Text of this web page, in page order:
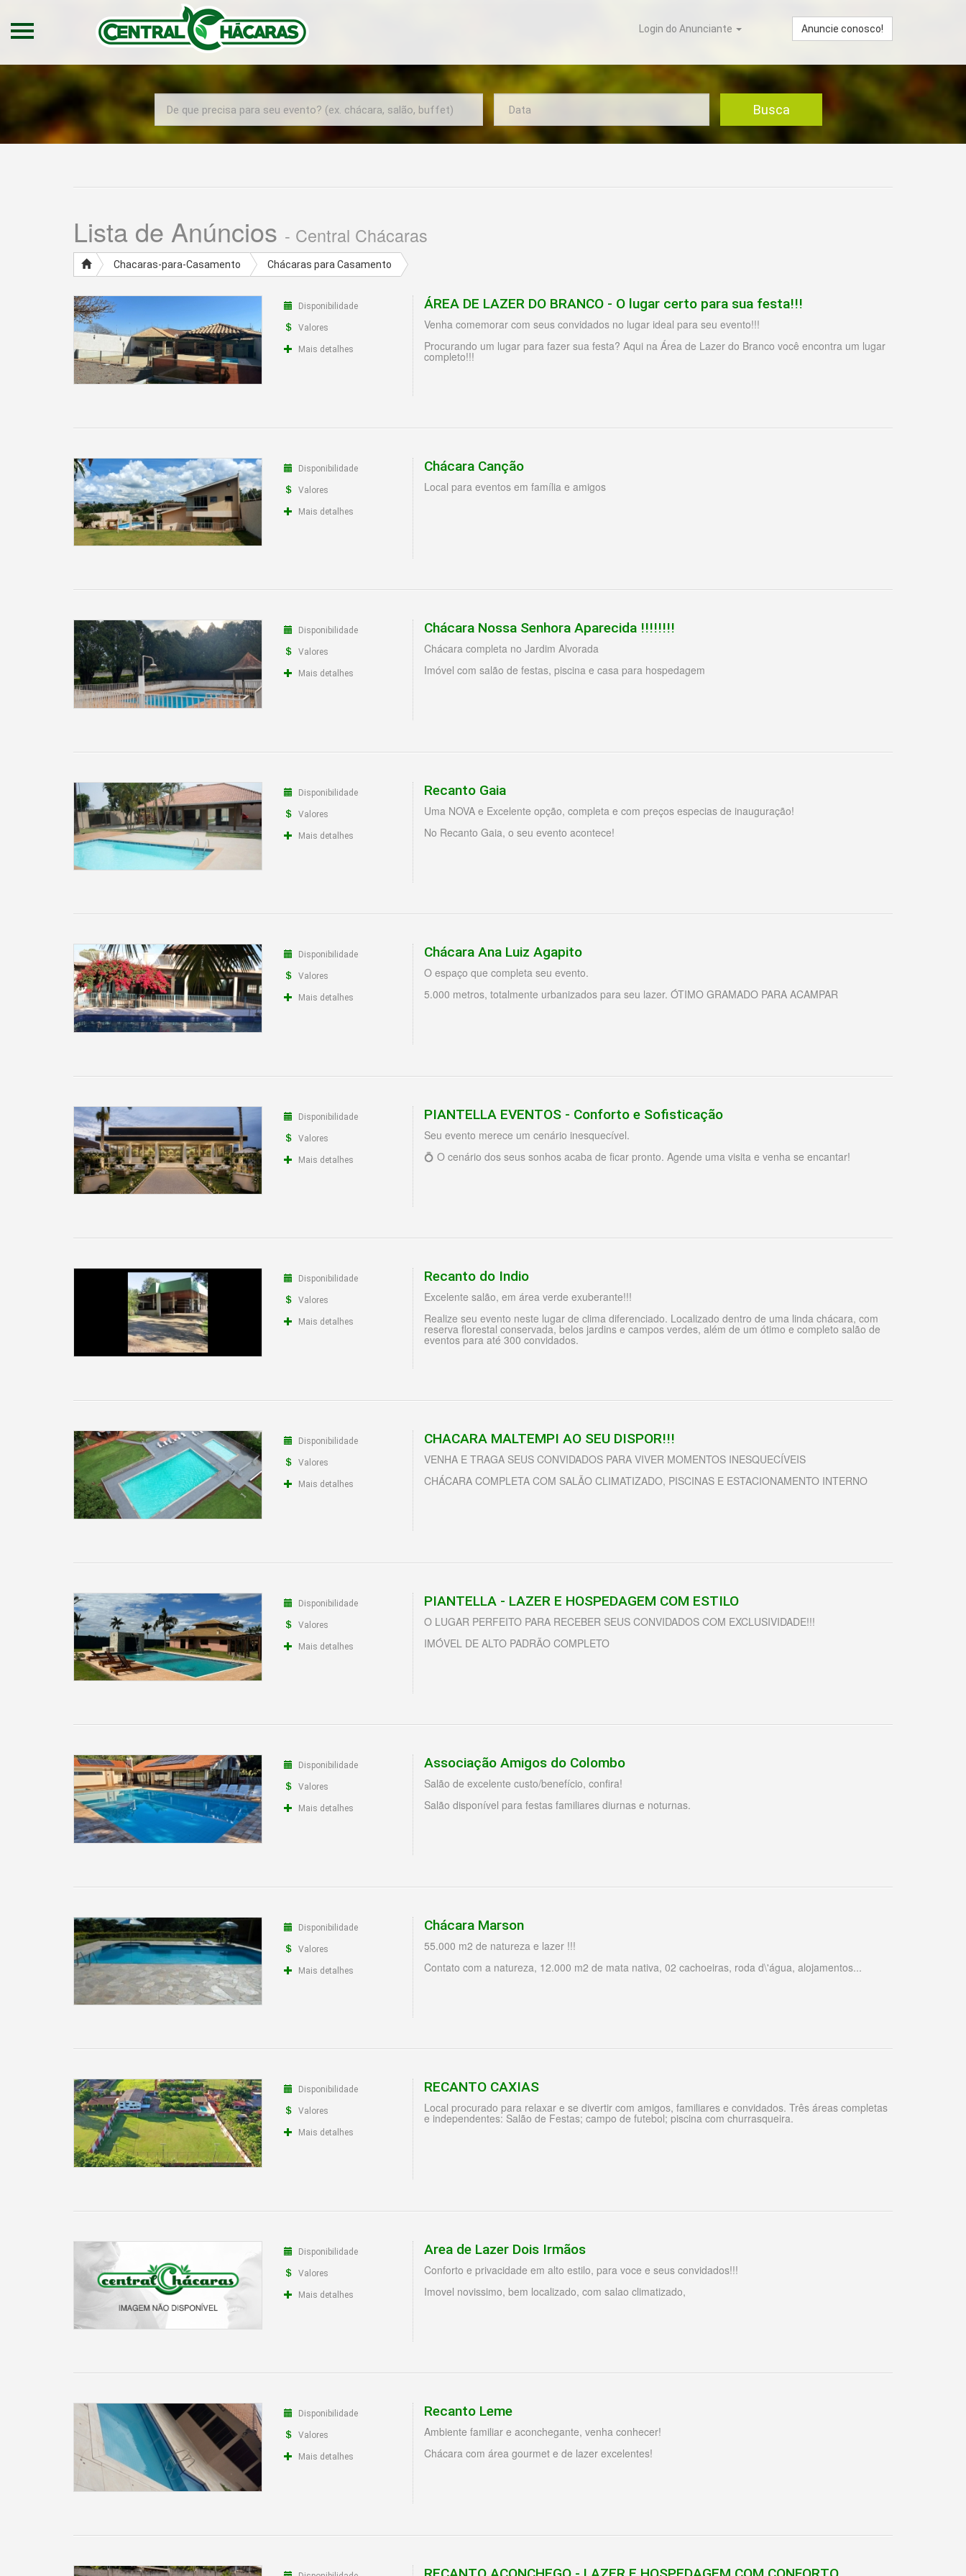
Categorias
Imóveis
Áreas de Lazer
Chácaras para Hospedagem
Chácaras para Lazer
Salões para Casamentos e
Produtos/Serviços
Chopp e cerveja
Locação de Artigos para Festas
Locação de brinquedos infantis
Login do Anunciante Anuncie conosco!
que
precisa
para
Busca
Lista de Anúncios - Central Chácaras
Chacaras-para-Casamento Chácaras para Casamento
Disponibilidade
Valores
Mais detalhes
ÁREA DE LAZER DO BRANCO - O lugar certo para sua festa!!!
Venha comemorar com seus convidados no lugar ideal para seu evento!!!
Procurando um lugar para fazer sua festa? Aqui na Área de Lazer do Branco você encontra um lugar
completo!!!
Disponibilidade
Valores
Mais detalhes
Chácara Canção
Local para eventos em família e amigos
Disponibilidade
Valores
Mais detalhes
Chácara Nossa Senhora Aparecida !!!!!!!!
Chácara completa no Jardim Alvorada
Imóvel com salão de festas, piscina e casa para hospedagem
Disponibilidade
Valores
Mais detalhes
Recanto Gaia
Uma NOVA e Excelente opção, completa e com preços especias de inauguração!
No Recanto Gaia, o seu evento acontece!
Disponibilidade
Valores
Mais detalhes
Chácara Ana Luiz Agapito
O espaço que completa seu evento.
5.000 metros, totalmente urbanizados para seu lazer. ÓTIMO GRAMADO PARA ACAMPAR
Disponibilidade
Valores
Mais detalhes
PIANTELLA EVENTOS - Conforto e Sofisticação
Seu evento merece um cenário inesquecível.
💍 O cenário dos seus sonhos acaba de ficar pronto. Agende uma visita e venha se encantar!
Disponibilidade
Valores
Mais detalhes
Recanto do Indio
Excelente salão, em área verde exuberante!!!
Realize seu evento neste lugar de clima diferenciado. Localizado dentro de uma linda chácara, com
reserva florestal conservada, belos jardins e campos verdes, além de um ótimo e completo salão de
eventos para até 300 convidados.
Disponibilidade
Valores
Mais detalhes
CHACARA MALTEMPI AO SEU DISPOR!!!
VENHA E TRAGA SEUS CONVIDADOS PARA VIVER MOMENTOS INESQUECÍVEIS
CHÁCARA COMPLETA COM SALÃO CLIMATIZADO, PISCINAS E ESTACIONAMENTO INTERNO
Disponibilidade
Valores
Mais detalhes
PIANTELLA - LAZER E HOSPEDAGEM COM ESTILO
O LUGAR PERFEITO PARA RECEBER SEUS CONVIDADOS COM EXCLUSIVIDADE!!!
IMÓVEL DE ALTO PADRÃO COMPLETO
Disponibilidade
Valores
Mais detalhes
Associação Amigos do Colombo
Salão de excelente custo/benefício, confira!
Salão disponível para festas familiares diurnas e noturnas.
Disponibilidade
Valores
Mais detalhes
Chácara Marson
55.000 m2 de natureza e lazer !!!
Contato com a natureza, 12.000 m2 de mata nativa, 02 cachoeiras, roda d\'água, alojamentos...
Disponibilidade
Valores
Mais detalhes
RECANTO CAXIAS
Local procurado para relaxar e se divertir com amigos, familiares e convidados. Três áreas completas
e independentes: Salão de Festas; campo de futebol; piscina com churrasqueira.
Disponibilidade
Valores
Mais detalhes
Area de Lazer Dois Irmãos
Conforto e privacidade em alto estilo, para voce e seus convidados!!!
Imovel novissimo, bem localizado, com salao climatizado,
Disponibilidade
Valores
Mais detalhes
Recanto Leme
Ambiente familiar e aconchegante, venha conhecer!
Chácara com área gourmet e de lazer excelentes!